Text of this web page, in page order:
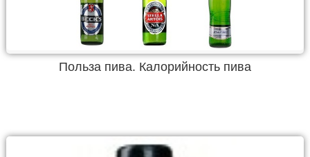
Польза пива. Калорийность пива